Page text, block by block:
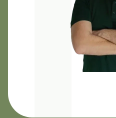
Направления